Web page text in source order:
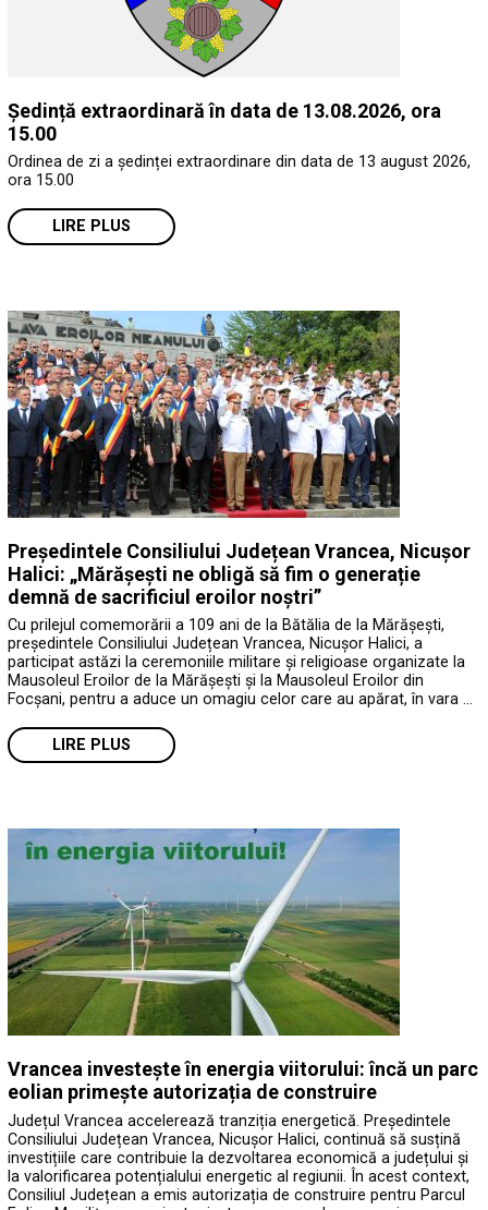
Ședință extraordinară în data de 13.08.2026, ora
15.00
Ordinea de zi a ședinței extraordinare din data de 13 august 2026,
ora 15.00
LIRE PLUS
Președintele Consiliului Județean Vrancea, Nicușor
Halici: „Mărășești ne obligă să fim o generație
demnă de sacrificiul eroilor noștri”
Cu prilejul comemorării a 109 ani de la Bătălia de la Mărășești,
președintele Consiliului Județean Vrancea, Nicușor Halici, a
participat astăzi la ceremoniile militare și religioase organizate la
Mausoleul Eroilor de la Mărășești și la Mausoleul Eroilor din
Focșani, pentru a aduce un omagiu celor care au apărat, în vara …
LIRE PLUS
Vrancea investește în energia viitorului: încă un parc
eolian primește autorizația de construire
Județul Vrancea accelerează tranziția energetică. Președintele
Consiliului Județean Vrancea, Nicușor Halici, continuă să susțină
investițiile care contribuie la dezvoltarea economică a județului și
la valorificarea potențialului energetic al regiunii. În acest context,
Consiliul Județean a emis autorizația de construire pentru Parcul